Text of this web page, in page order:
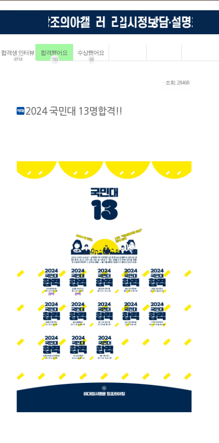
합격생 인터뷰
4114
합격했어요
183
수상했어요
68
ㆍ조회: 28468
2024 국민대 13명합격!!